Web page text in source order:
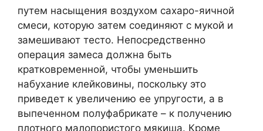
путем насыщения воздухом сахаро-яичной
смеси, которую затем соединяют с мукой и
замешивают тесто. Непосредственно
операция замеса должна быть
кратковременной, чтобы уменьшить
набухание клейковины, поскольку это
приведет к увеличению ее упругости, а в
выпеченном полуфабрикате – к получению
плотного малопористого мякиша. Кроме